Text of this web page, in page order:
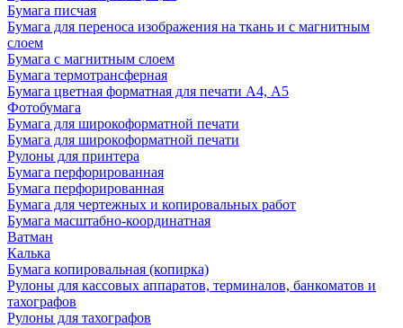
Бумага писчая
Бумага для переноса изображения на ткань и с магнитным
слоем
Бумага с магнитным слоем
Бумага термотрансферная
Бумага цветная форматная для печати А4, А5
Фотобумага
Бумага для широкоформатной печати
Бумага для широкоформатной печати
Рулоны для принтера
Бумага перфорированная
Бумага перфорированная
Бумага для чертежных и копировальных работ
Бумага масштабно-координатная
Ватман
Калька
Бумага копировальная (копирка)
Рулоны для кассовых аппаратов, терминалов, банкоматов и
тахографов
Рулоны для тахографов